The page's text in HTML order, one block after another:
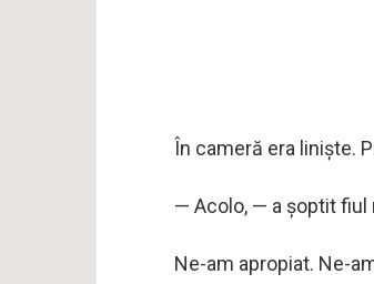
În cameră era liniște.
— Acolo, — a șoptit fiul
Ne-am apropiat. Ne-